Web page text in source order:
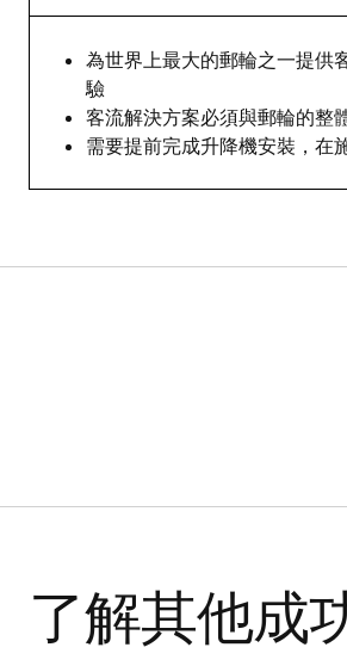
為世界上最大的郵輪之一提供
驗
客流解決方案必須與郵輪的整
需要提前完成升降機安裝，在
了解其他成